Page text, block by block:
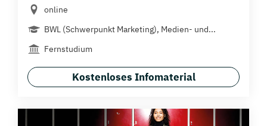
online
BWL (Schwerpunkt Marketing), Medien- und...
Fernstudium
Kostenloses Infomaterial